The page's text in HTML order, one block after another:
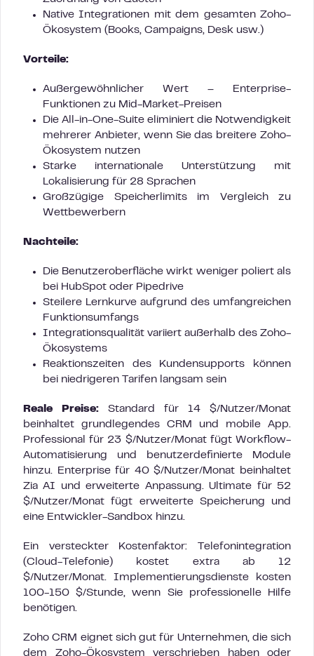
Native Integrationen mit dem gesamten Zoho-
Ökosystem (Books, Campaigns, Desk usw.)
Vorteile:
Außergewöhnlicher Wert – Enterprise-
Funktionen zu Mid-Market-Preisen
Die All-in-One-Suite eliminiert die Notwendigkeit
mehrerer Anbieter, wenn Sie das breitere Zoho-
Ökosystem nutzen
Starke internationale Unterstützung mit
Lokalisierung für 28 Sprachen
Großzügige Speicherlimits im Vergleich zu
Wettbewerbern
Nachteile:
Die Benutzeroberfläche wirkt weniger poliert als
bei HubSpot oder Pipedrive
Steilere Lernkurve aufgrund des umfangreichen
Funktionsumfangs
Integrationsqualität variiert außerhalb des Zoho-
Ökosystems
Reaktionszeiten des Kundensupports können
bei niedrigeren Tarifen langsam sein
Reale Preise: Standard für 14 $/Nutzer/Monat
beinhaltet grundlegendes CRM und mobile App.
Professional für 23 $/Nutzer/Monat fügt Workflow-
Automatisierung und benutzerdefinierte Module
hinzu. Enterprise für 40 $/Nutzer/Monat beinhaltet
Zia AI und erweiterte Anpassung. Ultimate für 52
$/Nutzer/Monat fügt erweiterte Speicherung und
eine Entwickler-Sandbox hinzu.
Ein versteckter Kostenfaktor: Telefonintegration
(Cloud-Telefonie) kostet extra ab 12
$/Nutzer/Monat. Implementierungsdienste kosten
100-150 $/Stunde, wenn Sie professionelle Hilfe
benötigen.
Zoho CRM eignet sich gut für Unternehmen, die sich
dem Zoho-Ökosystem verschrieben haben oder